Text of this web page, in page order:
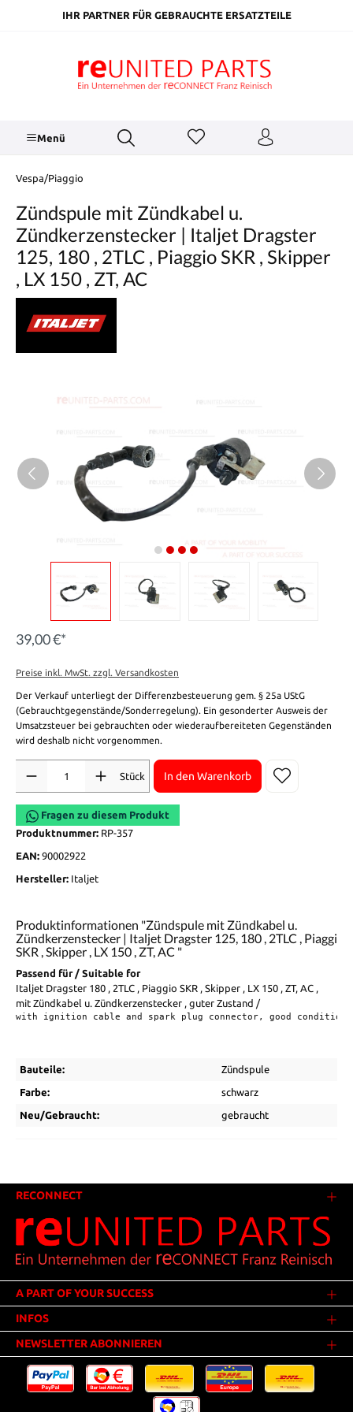
springenIHR PARTNER FÜR GEBRAUCHTE ERSATZTEILE
Menü
Vespa/Piaggio
Zündspule mit Zündkabel u.
Zündkerzenstecker | Italjet Dragster
125, 180 , 2TLC , Piaggio SKR , Skipper
, LX 150 , ZT, AC
39,00 €*
Preise inkl. MwSt. zzgl. Versandkosten
Der Verkauf unterliegt der Differenzbesteuerung gem. § 25a UStG
(Gebrauchtgegenstände/Sonderregelung). Ein gesonderter Ausweis der
Umsatzsteuer bei gebrauchten oder wiederaufbereiteten Gegenständen
wird deshalb nicht vorgenommen.
Stück
In den Warenkorb
Fragen zu diesem Produkt
Produktnummer: RP-357
EAN: 90002922
Hersteller: Italjet
Produktinformationen "Zündspule mit Zündkabel u.
Zündkerzenstecker | Italjet Dragster 125, 180 , 2TLC , Piaggio
SKR , Skipper , LX 150 , ZT, AC "
Passend für / Suitable for
Italjet Dragster 180 , 2TLC , Piaggio SKR , Skipper , LX 150 , ZT, AC ,
mit Zündkabel u. Zündkerzenstecker , guter Zustand /
with ignition cable and spark plug connector, good condition
Bauteile: Zündspule
Farbe: schwarz
Neu/Gebraucht: gebraucht
RECONNECT
A PART OF YOUR SUCCESS
INFOS
NEWSLETTER ABONNIEREN